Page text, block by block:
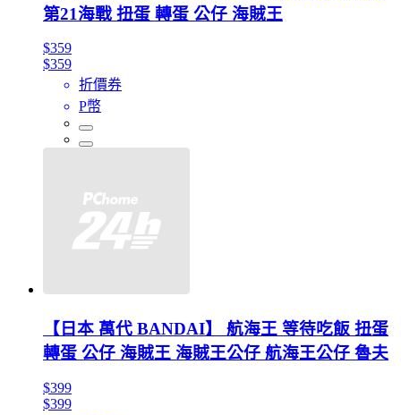
第21海戰 扭蛋 轉蛋 公仔 海賊王
$359
$359
折價券
P幣
【日本 萬代 BANDAI】 航海王 等待吃飯 扭蛋
轉蛋 公仔 海賊王 海賊王公仔 航海王公仔 魯夫
$399
$399